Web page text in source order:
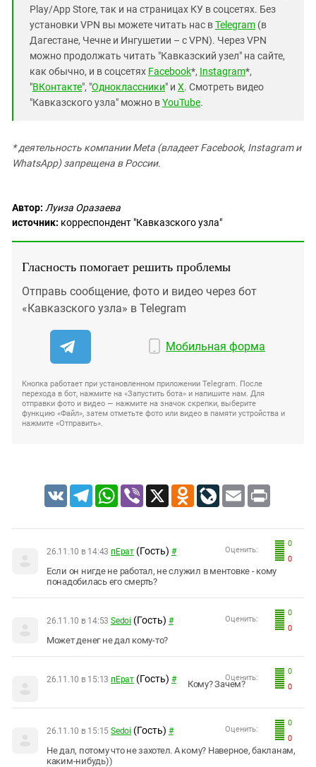
Play/App Store, так и на страницах КУ в соцсетях. Без
установки VPN вы можете читать нас вTelegram (в
Дагестане, Чечне и Ингушетии – с VPN). Через VPN
можно продолжать читать "Кавказский узел" на сайте,
как обычно, и в соцсетях Facebook*, Instagram*,
"ВКонтакте", "Одноклассники" и X. Смотреть видео
"Кавказского узла" можно вYouTube.
* деятельность компании Meta (владеет Facebook, Instagram и
WhatsApp) запрещена в России.
Автор: Луиза Оразаева
источник: корреспондент "Кавказского узла"
Гласность помогает решить проблемы
Отправь сообщение, фото и видео через бот
«Кавказского узла» в Telegram
Мобильная форма
Кнопка работает при установленном приложении Telegram. После
перехода в бот, нажмите на «Запустить бота» и напишите нам. Для
отправки фото и видео — нажмите на значок скрепки, выберите
функцию «Файл», затем отметьте фото или видео в памяти устройства и
нажмите «Отправить».
VK TelegramWhatsApp
Viber X Odnoklassniki
LiveJournal
Email Print
0
0
Оценить:
26.11.10 в 14:43 пЕрат (Гость) #
Если он нигде не работал, не служил в ментовке - кому
понадобилась его смерть?
0
0
Оценить:
26.11.10 в 14:53 Sedoi (Гость) #
Может денег не дал кому-то?
0
0
Оценить:
26.11.10 в 15:13 пЕрат (Гость) # Кому? Зачем?
0
0
Оценить:
26.11.10 в 15:15 Sedoi (Гость) #
Не дал, потому что не захотел. А кому? Наверное, бакланам,
каким-нибудь))